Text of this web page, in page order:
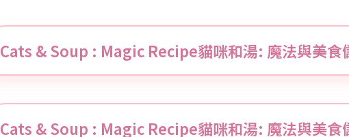
Cats & Soup : Magic Recipe貓咪和湯: 魔法與美食
Cats & Soup : Magic Recipe貓咪和湯: 魔法與美食